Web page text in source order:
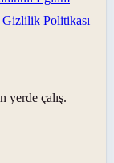
Gizlilik Politikası
yerde çalış.